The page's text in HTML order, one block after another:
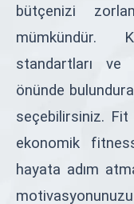
bütçenizi
mümkündür.
standartları
önünde
seçebilirsiniz. Fit
ekonomik
hayata adım